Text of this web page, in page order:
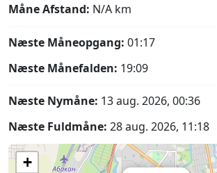
Måne Afstand: N/A km
Næste Måneopgang: 01:17
Næste Månefalden: 19:09
Næste Nymåne: 13 aug. 2026, 00:36
Næste Fuldmåne: 28 aug. 2026, 11:18
+